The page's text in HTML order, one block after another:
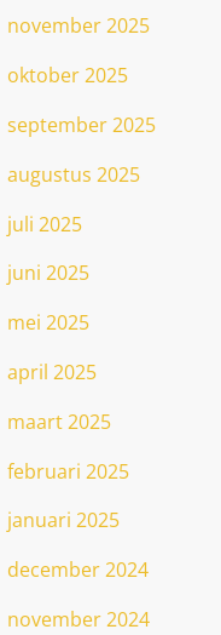
november 2025
oktober 2025
september 2025
augustus 2025
juli 2025
juni 2025
mei 2025
april 2025
maart 2025
februari 2025
januari 2025
december 2024
november 2024